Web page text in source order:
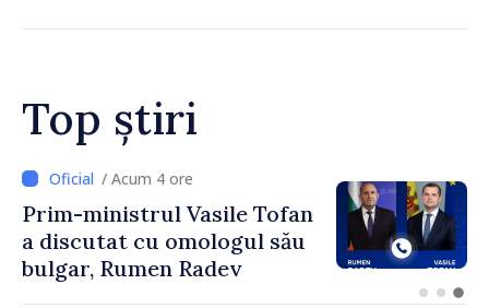
Top știri
/ Acum 9 minute
Maia Sandu explică actuala
criză energetică și face apel
la reducerea consumului în